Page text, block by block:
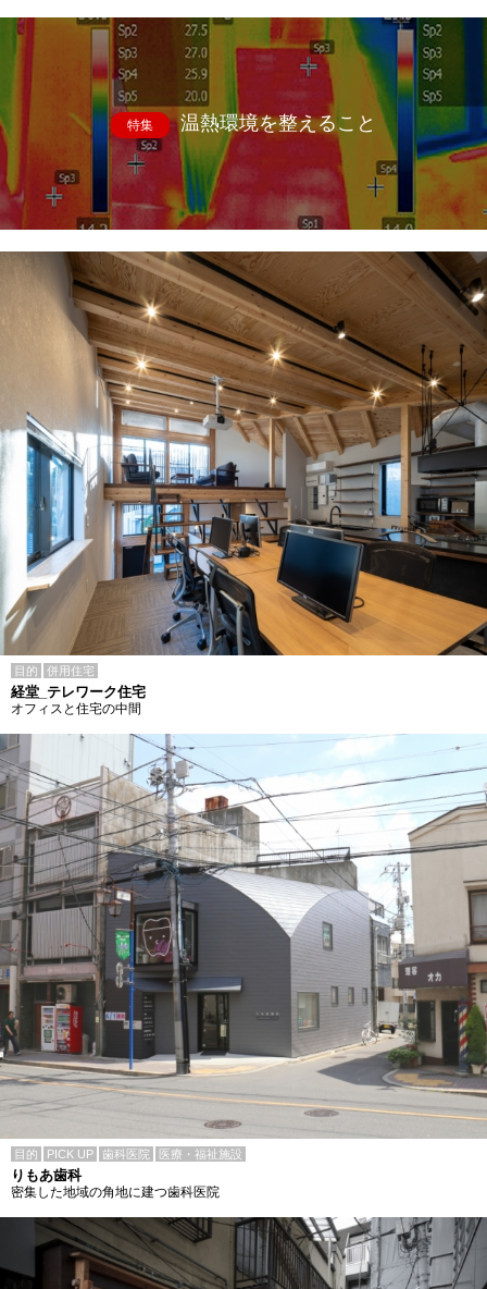
特集 温熱環境を整えること
目的 併用住宅
経堂_テレワーク住宅
オフィスと住宅の中間
目的 PICK UP 歯科医院 医療・福祉施設
りもあ歯科
密集した地域の角地に建つ歯科医院